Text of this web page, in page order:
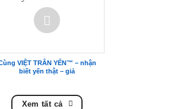
VIỆT TRÂN YẾN™ – nhận
biết yến thật – giả
Xem tất cả